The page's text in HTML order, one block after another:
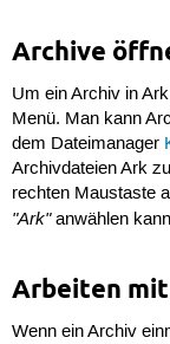
Archive
Um ein Archiv in
Menü. Man kann
dem Dateimanager
Archivdateien Ark
rechten Maustaste
"Ark"anwählen
Arbeiten
Wenn ein Archiv